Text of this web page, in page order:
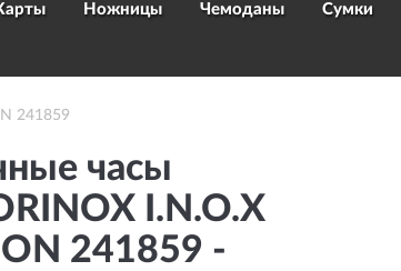
Ножницы Чемоданы Сумки
241859
часы
I.N.O.X
241859 -